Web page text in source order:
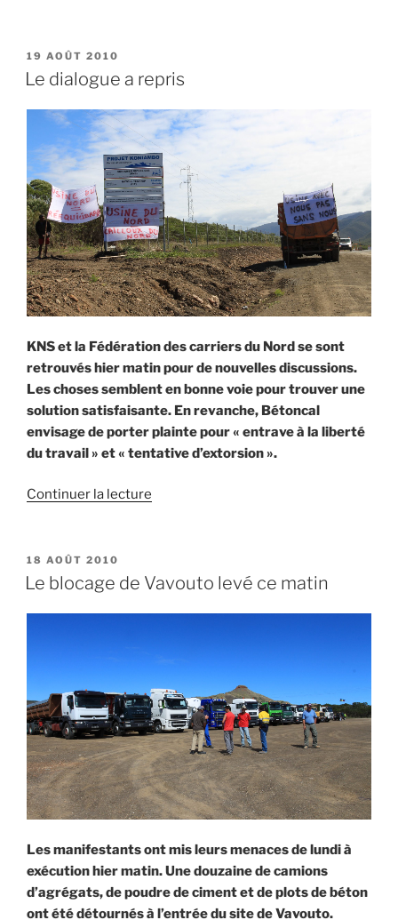
sur
site
de
Vavouto »
PUBLIÉ
LE
19 AOÛT 2010
Le dialogue a repris
KNS et la Fédération des carriers du Nord se sont
retrouvés hier matin pour de nouvelles discussions.
Les choses semblent en bonne voie pour trouver une
solution satisfaisante. En revanche, Bétoncal
envisage de porter plainte pour « entrave à la liberté
du travail » et « tentative d’extorsion ».
Continuer la lecture
repris »
PUBLIÉ
LE
18 AOÛT 2010
Le blocage de Vavouto levé ce matin
Les manifestants ont mis leurs menaces de lundi à
exécution hier matin. Une douzaine de camions
d’agrégats, de poudre de ciment et de plots de béton
ont été détournés à l’entrée du site de Vavouto.